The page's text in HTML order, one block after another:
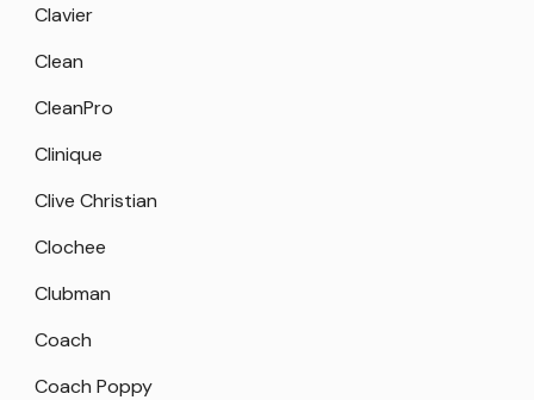
Clavier
Clean
CleanPro
Clinique
Clive Christian
Clochee
Clubman
Coach
Coach Poppy